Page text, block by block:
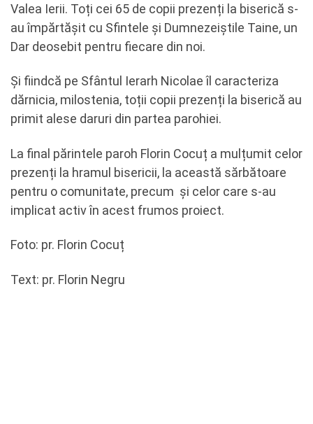
Valea Ierii. Toți cei 65 de copii prezenți la biserică s-
au împărtășit cu Sfintele și Dumnezeiștile Taine, un
Dar deosebit pentru fiecare din noi.
Și fiindcă pe Sfântul Ierarh Nicolae îl caracteriza
dărnicia, milostenia, toții copii prezenți la biserică au
primit alese daruri din partea parohiei.
La final părintele paroh Florin Cocuț a mulțumit celor
prezenți la hramul bisericii, la această sărbătoare
pentru o comunitate, precum și celor care s-au
implicat activ în acest frumos proiect.
Foto: pr. Florin Cocuț
Text: pr. Florin Negru